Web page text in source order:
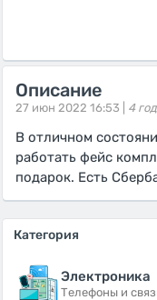
Описание
27 июн 2022 16:53 | 4
В отличном
работать фейс
подарок. Есть
Категория
Электроника
Телефоны и